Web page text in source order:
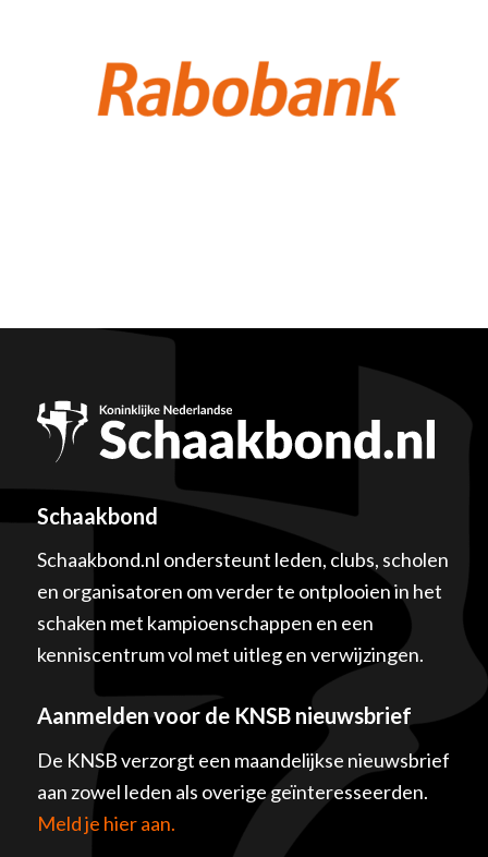
Schaakbond
Schaakbond.nl ondersteunt leden, clubs, scholen
en organisatoren om verder te ontplooien in het
schaken met kampioenschappen en een
kenniscentrum vol met uitleg en verwijzingen.
Aanmelden voor de KNSB nieuwsbrief
De KNSB verzorgt een maandelijkse nieuwsbrief
aan zowel leden als overige geïnteresseerden.
Meld je hier aan.